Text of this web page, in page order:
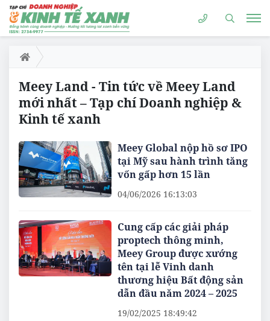
Meey Land - Tin tức về Meey Land
mới nhất – Tạp chí Doanh nghiệp &
Kinh tế xanh
Meey Global nộp hồ sơ IPO
tại Mỹ sau hành trình tăng
vốn gấp hơn 15 lần
04/06/2026 16:13:03
Cung cấp các giải pháp
proptech thông minh,
Meey Group được xướng
tên tại lễ Vinh danh
thương hiệu Bất động sản
dẫn đầu năm 2024 – 2025
19/02/2025 18:49:42